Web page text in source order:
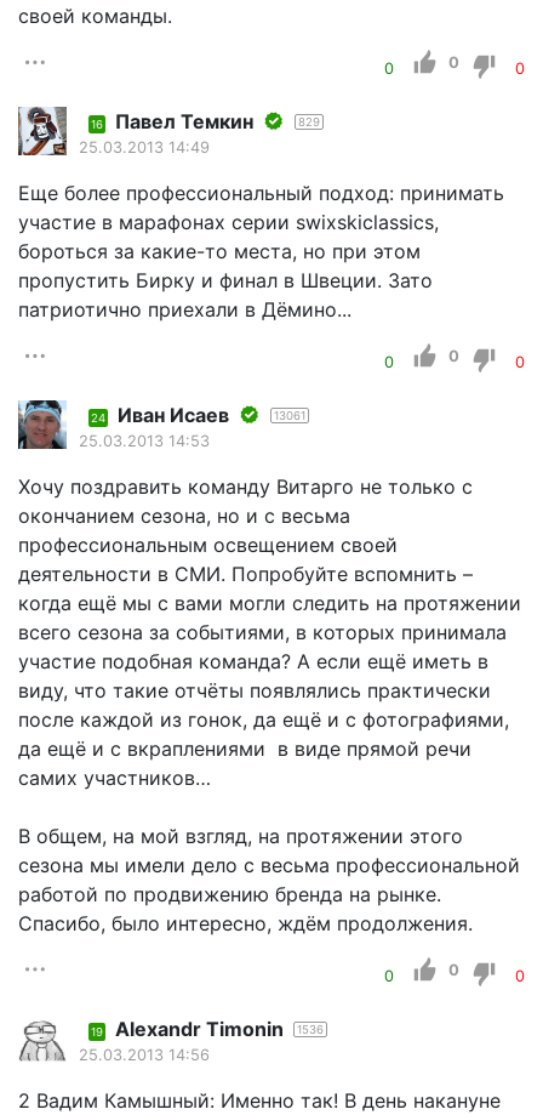
своей команды.
0 0 0
16 Павел Темкин 829
25.03.2013 14:49
Еще более профессиональный подход: принимать
участие в марафонах серии swixskiclassics,
бороться за какие-то места, но при этом
пропустить Бирку и финал в Швеции. Зато
патриотично приехали в Дёмино...
0 0 0
24 Иван Исаев 13061
25.03.2013 14:53
Хочу поздравить команду Витарго не только с
окончанием сезона, но и с весьма
профессиональным освещением своей
деятельности в СМИ. Попробуйте вспомнить –
когда ещё мы с вами могли следить на протяжении
всего сезона за событиями, в которых принимала
участие подобная команда? А если ещё иметь в
виду, что такие отчёты появлялись практически
после каждой из гонок, да ещё и с фотографиями,
да ещё и с вкраплениями в виде прямой речи
самих участников…
В общем, на мой взгляд, на протяжении этого
сезона мы имели дело с весьма профессиональной
работой по продвижению бренда на рынке.
Спасибо, было интересно, ждём продолжения.
0 0 0
19 Alexandr Timonin 1536
25.03.2013 14:56
2 Вадим Камышный: Именно так! В день накануне